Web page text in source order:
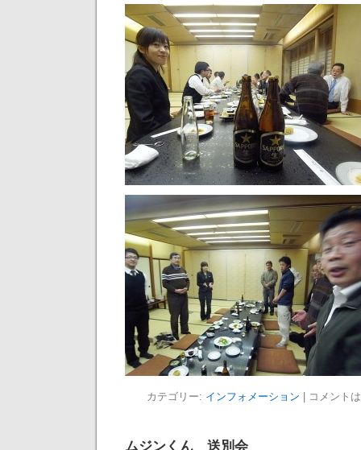
カテゴリー: インフォメーション コメント
ムジンくん 送別会